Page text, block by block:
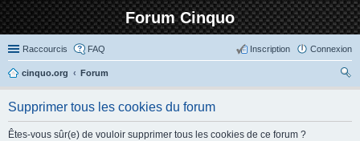
Forum Cinquo
Raccourcis FAQ Connexion
Inscription
cinquo.org
Forum
Supprimer tous les cookies du forum
Êtes-vous sûr(e) de vouloir supprimer tous les cookies de ce forum ?